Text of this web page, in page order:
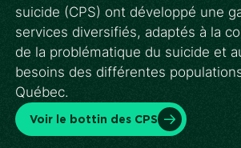
suicide (CPS) ont développé une
services diversifiés, adaptés à la
de la problématique du suicide et
besoins des différentes
Québec.
Voir le bottin des CPS